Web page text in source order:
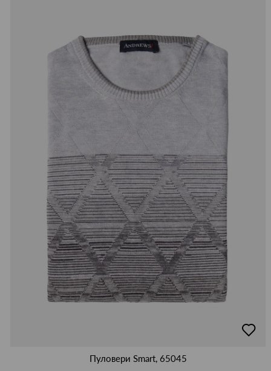
в
Пуловери Smart, 65045